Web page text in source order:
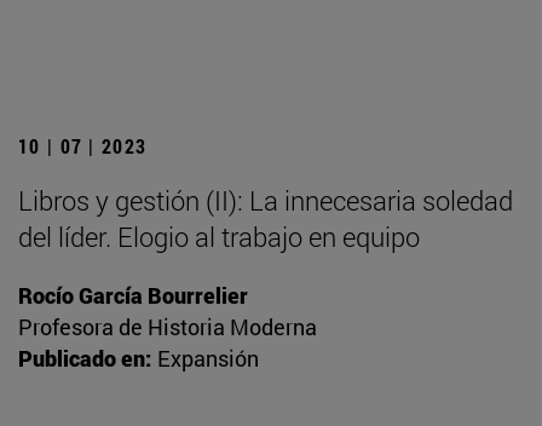
10 | 07 | 2023
Libros y gestión (II): La innecesaria soledad
del líder. Elogio al trabajo en equipo
Rocío García Bourrelier
Profesora de Historia Moderna
Publicado en: Expansión